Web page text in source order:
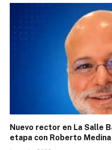
Nuevo rector en La Salle
etapa con Roberto Medina